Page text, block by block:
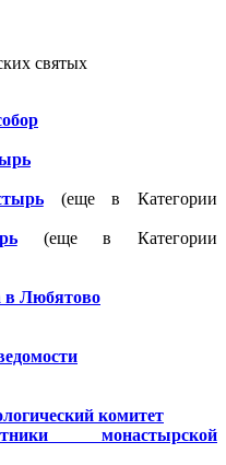
святых
(еще в Категории
(еще в Категории
в Любятово
комитет
монастырской